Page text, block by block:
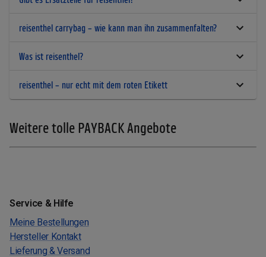
reisenthel carrybag – wie kann man ihn zusammenfalten?
Was ist reisenthel?
reisenthel – nur echt mit dem roten Etikett
Weitere tolle PAYBACK Angebote
Service & Hilfe
Meine Bestellungen
Hersteller Kontakt
Lieferung & Versand